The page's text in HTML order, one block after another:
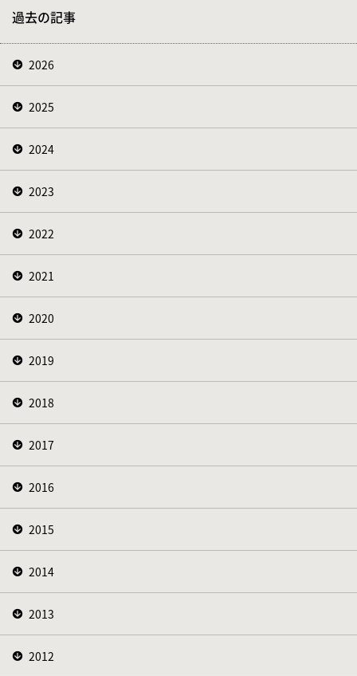
過去の記事
2026
2025
2024
2023
2022
2021
2020
2019
2018
2017
2016
2015
2014
2013
2012